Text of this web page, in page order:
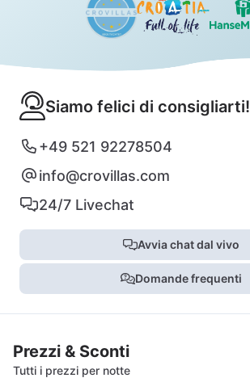
Siamo felici di consigliarti!
+49 521 92278504
info@crovillas.com
24/7 Livechat
Avvia chat dal vivo
Domande frequenti
Prezzi & Sconti
Tutti i prezzi per notte